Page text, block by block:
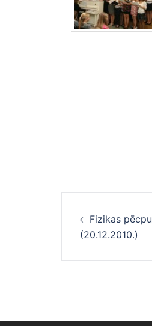
Fizikas
(20.12.2010.)